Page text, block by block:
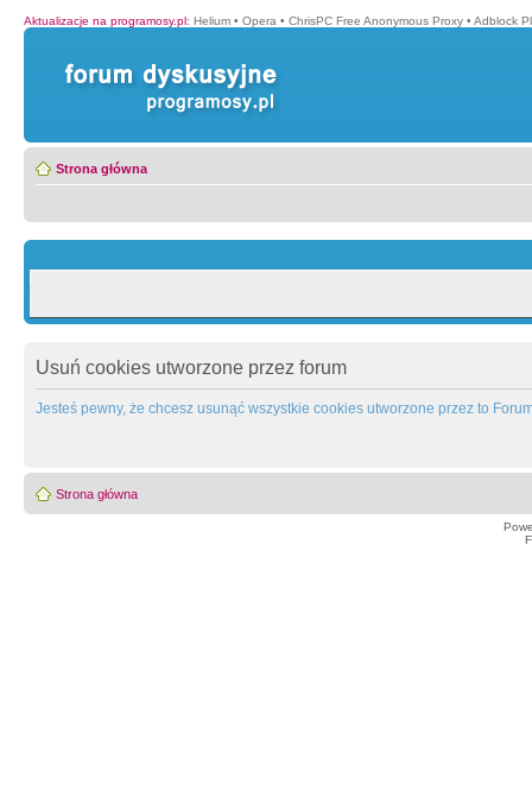
Aktualizacje na programosy.pl: Helium • Opera • ChrisPC Free Anonymous Proxy • Adblock
Strona główna
Usuń cookies utworzone przez forum
Jesteś pewny, że chcesz usunąć wszystkie cookies utworzone przez to
Strona główna